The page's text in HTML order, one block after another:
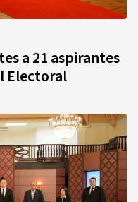
a 21 aspirantes
Electoral